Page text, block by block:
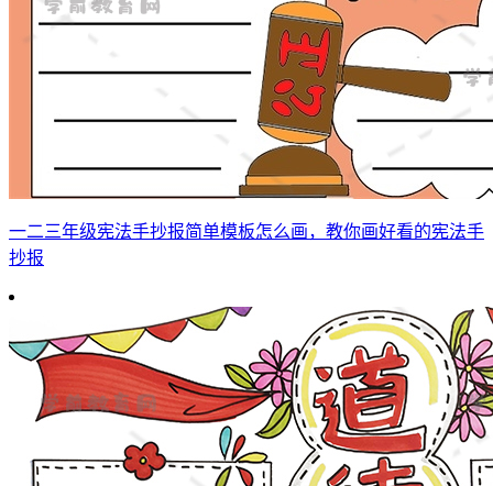
一二三年级宪法手抄报简单模板怎么画，教你画好看的宪法手
抄报